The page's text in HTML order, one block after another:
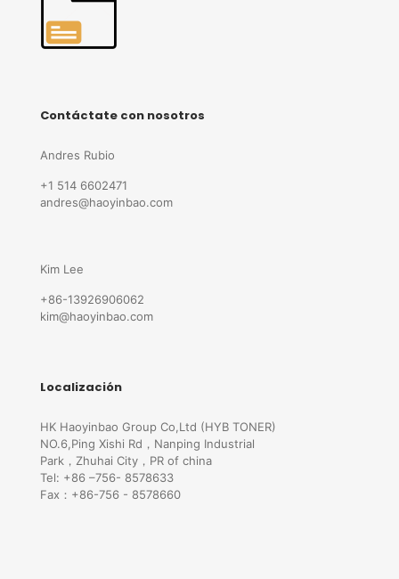
Contáctate con nosotros
Andres Rubio
+1 514 6602471
andres@haoyinbao.com
Kim Lee
+86-13926906062
kim@haoyinbao.com
Localización
HK Haoyinbao Group Co,Ltd (HYB TONER)
NO.6,Ping Xishi Rd，Nanping Industrial
Park，Zhuhai City，PR of china
Tel: +86 –756- 8578633
Fax：+86-756 - 8578660